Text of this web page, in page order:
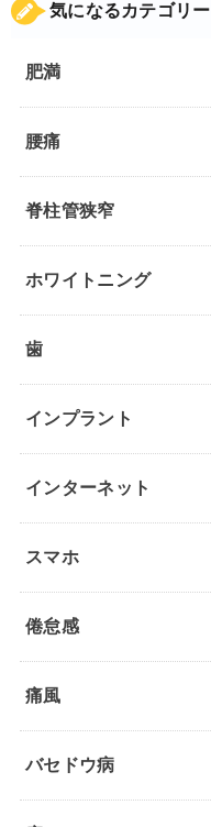
気になるカテゴリー
肥満
腰痛
脊柱管狭窄
ホワイトニング
歯
インプラント
インターネット
スマホ
倦怠感
痛風
バセドウ病